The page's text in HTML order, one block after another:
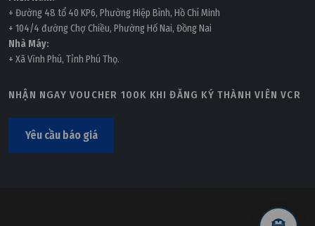
+ Đường 48 tổ 40 KP6, Phường Hiệp Bình, Hồ Chí Minh
+ 104/4 đường Chợ Chiều, Phường Hố Nai, Đồng Nai
Nhà Máy:
+ Xã Vĩnh Phú, Tỉnh Phú Thọ.
NHẬN NGAY VOUCHER 100K KHI ĐĂNG KÝ THÀNH VIÊN VCR
Yêu cầu báo giá